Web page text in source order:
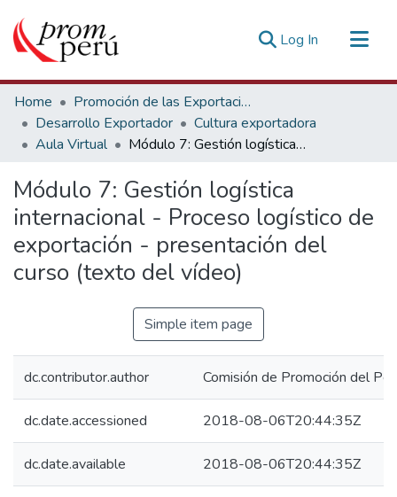
Log In (current)
Communities & Collections
All of DSpace
Statistics
Estadísticas Externas
Home
Promoción de las Exportaciones
Desarrollo Exportador
Cultura exportadora
Aula Virtual
Módulo 7: Gestión logística internacional - Proceso logístico de exportación - presentación del curso (texto del vídeo)
Módulo 7: Gestión logística
internacional - Proceso logístico de
exportación - presentación del
curso (texto del vídeo)
Simple item page
dc.contributor.author Comisión de Promoción del
dc.date.accessioned 2018-08-06T20:44:35Z
dc.date.available 2018-08-06T20:44:35Z